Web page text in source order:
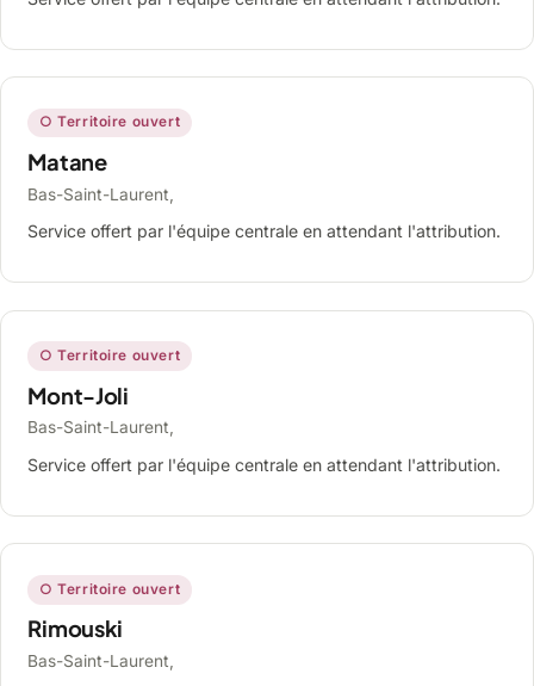
○ Territoire ouvert
Matane
Bas-Saint-Laurent,
Service offert par l'équipe centrale en attendant l'attribution.
○ Territoire ouvert
Mont-Joli
Bas-Saint-Laurent,
Service offert par l'équipe centrale en attendant l'attribution.
○ Territoire ouvert
Rimouski
Bas-Saint-Laurent,